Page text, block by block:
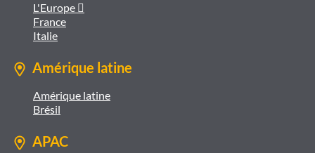
L'Europe 
France
Italie
Amérique latine
Amérique latine
Brésil
APAC